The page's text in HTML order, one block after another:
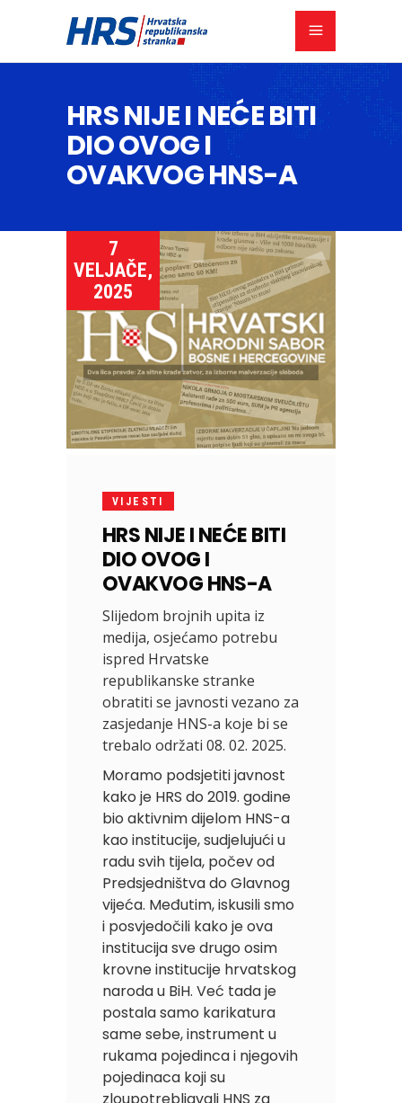
HRS NIJE I NEĆE BITI
DIO OVOG I
OVAKVOG HNS-A
7
VELJAČE,
2025
VIJESTI
HRS NIJE I NEĆE BITI
DIO OVOG I
OVAKVOG HNS-A
Slijedom brojnih upita iz
medija, osjećamo potrebu
ispred Hrvatske
republikanske stranke
obratiti se javnosti vezano za
zasjedanje HNS-a koje bi se
trebalo održati 08. 02. 2025.
Moramo podsjetiti javnost
kako je HRS do 2019. godine
bio aktivnim dijelom HNS-a
kao institucije, sudjelujući u
radu svih tijela, počev od
Predsjedništva do Glavnog
vijeća. Međutim, iskusili smo
i posvjedočili kako je ova
institucija sve drugo osim
krovne institucije hrvatskog
naroda u BiH. Već tada je
postala samo karikatura
same sebe, instrument u
rukama pojedinca i njegovih
pojedinaca koji su